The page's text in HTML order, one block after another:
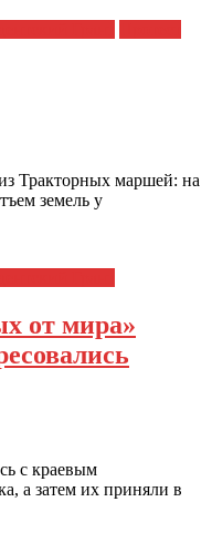
Тракторных маршей: на
земель у
от мира»
с краевым
а затем их приняли в